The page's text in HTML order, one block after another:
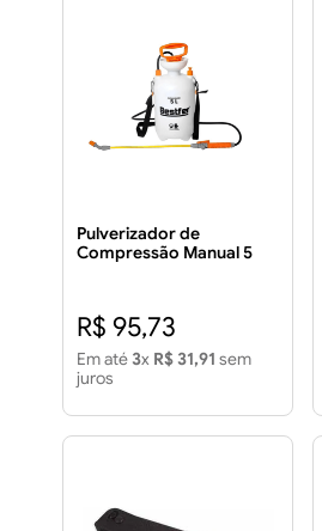
Pulverizador de
Compressão Manual 5
R$ 95,73
Em até 3x R$ 31,91 sem
juros